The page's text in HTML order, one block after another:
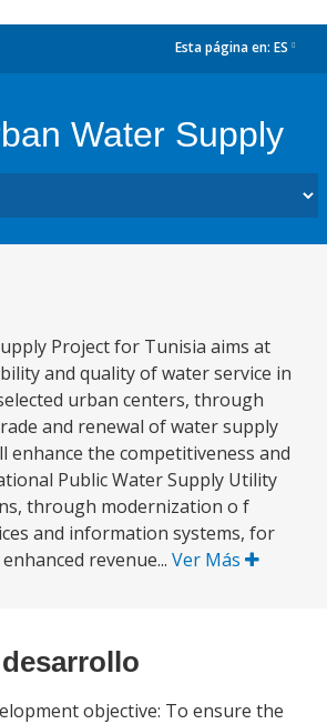
Esta página en: ES
Water Supply
Project for Tunisia aims at
and quality of water service in
urban centers, through
and renewal of water supply
enhance the competitiveness and
Public Water Supply Utility
through modernization o f
and information systems, for
revenue... Ver Más
objective: To ensure the